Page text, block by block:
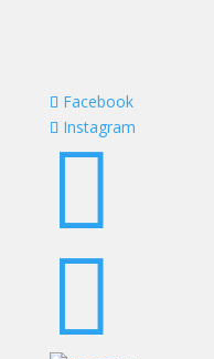
Facebook
Instagram

